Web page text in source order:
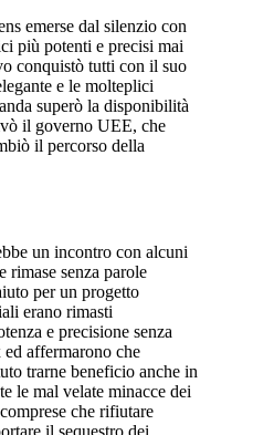
emerse dal silenzio con
più potenti e precisi mai
conquistò tutti con il suo
e le molteplici
superò la disponibilità
il governo UEE, che
il percorso della
un incontro con alcuni
senza parole
per un progetto
erano rimasti
e precisione senza
affermarono che
trarne beneficio anche in
le mal velate minacce dei
che rifiutare
il sequestro dei